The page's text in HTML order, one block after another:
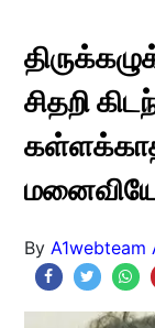
சிதறி
By A1webteam